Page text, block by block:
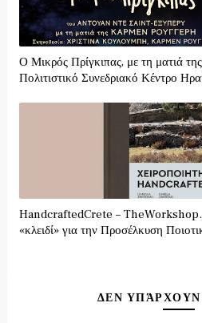
Ο Μικρός Πρίγκιπας, με τη ματιά
Πολιτιστικό Συνεδριακό Κέντρο
HandcraftedCrete – TheWorkshop.
«κλειδί» για την Προσέλκυση
ΔΕΝ ΥΠΆΡΧΟΥΝ